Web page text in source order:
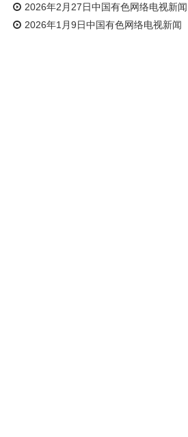
2026年2月27日中国有色网络电视新闻
2026年1月9日中国有色网络电视新闻